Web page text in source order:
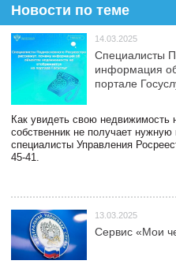
Новости по теме
14.03.2025
Специалисты
информация
портале
Как увидеть свою недвижимость
собственник не получает
специалисты Управления
45-41.
13.03.2025
Сервис «Мои